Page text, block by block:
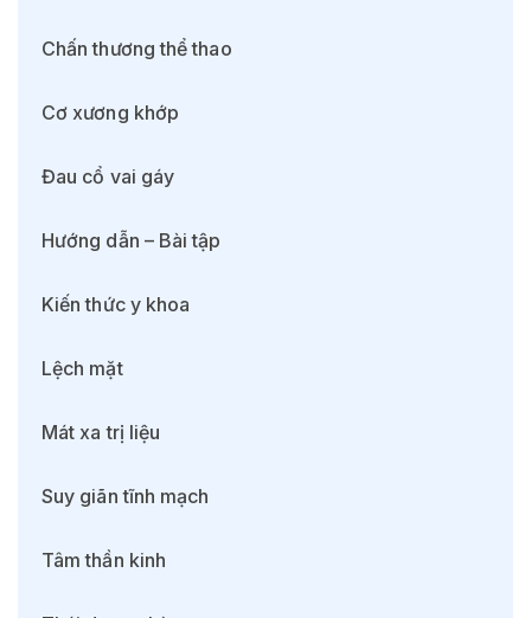
Chấn thương thể thao
Cơ xương khớp
Đau cổ vai gáy
Hướng dẫn – Bài tập
Kiến thức y khoa
Lệch mặt
Mát xa trị liệu
Suy giãn tĩnh mạch
Tâm thần kinh